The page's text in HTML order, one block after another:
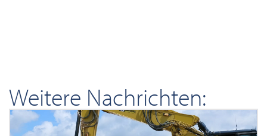
Weitere Nachrichten: